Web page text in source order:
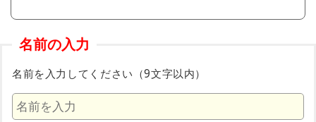
名前の入力
名前を入力してください（9文字以内）